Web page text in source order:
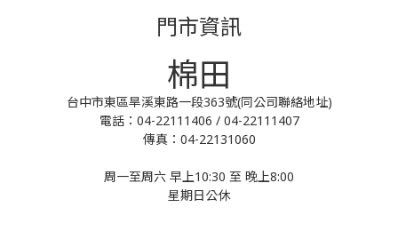
門市資訊
棉田
台中市東區旱溪東路一段363號(同公司聯絡地址)
電話：04-22111406 / 04-22111407
傳真：04-22131060
周一至周六 早上10:30 至 晚上8:00
星期日公休